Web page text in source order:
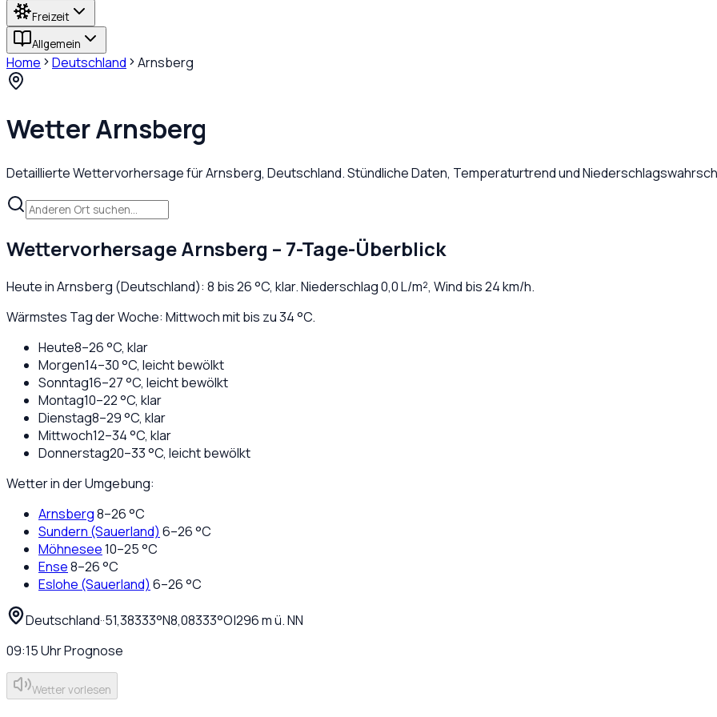
Freizeit
Allgemein
Home Deutschland Arnsberg
WetterArnsberg
Detaillierte Wettervorhersage fürArnsberg, Deutschland. Stündliche Daten, Temperaturtrend und
WettervorhersageArnsberg – 7-Tage-Überblick
Heute inArnsberg (Deutschland): 8 bis26°C, klar. Niederschlag0,0L/m², Wind bis24km/h.
Wärmstes Tag der Woche: Mittwoch mit bis zu 34 °C.
Heute8–26°C, klar
Morgen14–30°C, leicht bewölkt
Sonntag16–27°C, leicht bewölkt
Montag10–22°C, klar
Dienstag8–29°C, klar
Mittwoch12–34°C, klar
Donnerstag20–33°C, leicht bewölkt
Wetter in der Umgebung:
Arnsberg8–26°C
Sundern (Sauerland) 6–26°C
Möhnesee10–25°C
Ense8–26°C
Eslohe (Sauerland) 6–26°C
Deutschland··51,38333°N8,08333°O|296m ü. NN
09:15UhrPrognose
Wetter vorlesen